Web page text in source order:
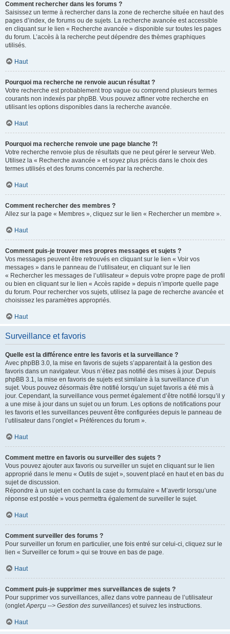
Comment rechercher dans les forums ?
Saisissez un terme à rechercher dans la zone de recherche située en haut des
pages d’index, de forums ou de sujets. La recherche avancée est accessible
en cliquant sur le lien « Recherche avancée » disponible sur toutes les pages
du forum. L’accès à la recherche peut dépendre des thèmes graphiques
utilisés.
Haut
Pourquoi ma recherche ne renvoie aucun résultat ?
Votre recherche est probablement trop vague ou comprend plusieurs termes
courants non indexés par phpBB. Vous pouvez affiner votre recherche en
utilisant les options disponibles dans la recherche avancée.
Haut
Pourquoi ma recherche renvoie une page blanche ?!
Votre recherche renvoie plus de résultats que ne peut gérer le serveur Web.
Utilisez la « Recherche avancée » et soyez plus précis dans le choix des
termes utilisés et des forums concernés par la recherche.
Haut
Comment rechercher des membres ?
Allez sur la page « Membres », cliquez sur le lien « Rechercher un membre ».
Haut
Comment puis-je trouver mes propres messages et sujets ?
Vos messages peuvent être retrouvés en cliquant sur le lien « Voir vos
messages » dans le panneau de l’utilisateur, en cliquant sur le lien
« Rechercher les messages de l’utilisateur » depuis votre propre page de profil
ou bien en cliquant sur le lien « Accès rapide » depuis n’importe quelle page
du forum. Pour rechercher vos sujets, utilisez la page de recherche avancée et
choisissez les paramètres appropriés.
Haut
Surveillance et favoris
Quelle est la différence entre les favoris et la surveillance ?
Avec phpBB 3.0, la mise en favoris de sujets s’apparentait à la gestion des
favoris dans un navigateur. Vous n’étiez pas notifié des mises à jour. Depuis
phpBB 3.1, la mise en favoris de sujets est similaire à la surveillance d’un
sujet. Vous pouvez désormais être notifié lorsqu’un sujet favoris a été mis à
jour. Cependant, la surveillance vous permet également d’être notifié lorsqu’il y
a une mise à jour dans un sujet ou un forum. Les options de notifications pour
les favoris et les surveillances peuvent être configurées depuis le panneau de
l’utilisateur dans l’onglet « Préférences du forum ».
Haut
Comment mettre en favoris ou surveiller des sujets ?
Vous pouvez ajouter aux favoris ou surveiller un sujet en cliquant sur le lien
approprié dans le menu « Outils de sujet », souvent placé en haut et en bas du
sujet de discussion.
Répondre à un sujet en cochant la case du formulaire « M’avertir lorsqu’une
réponse est postée » vous permettra également de surveiller le sujet.
Haut
Comment surveiller des forums ?
Pour surveiller un forum en particulier, une fois entré sur celui-ci, cliquez sur le
lien « Surveiller ce forum » qui se trouve en bas de page.
Haut
Comment puis-je supprimer mes surveillances de sujets ?
Pour supprimer vos surveillances, allez dans votre panneau de l’utilisateur
(ongletAperçu --> Gestion des surveillances) et suivez les instructions.
Haut